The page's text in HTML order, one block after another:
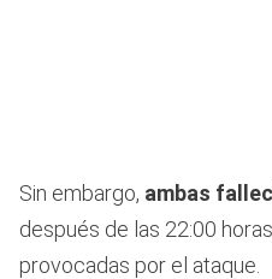
Sin embargo, ambas
después de las 22:00
provocadas por el ataque.